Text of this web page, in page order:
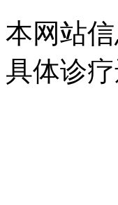
本网站
具体诊